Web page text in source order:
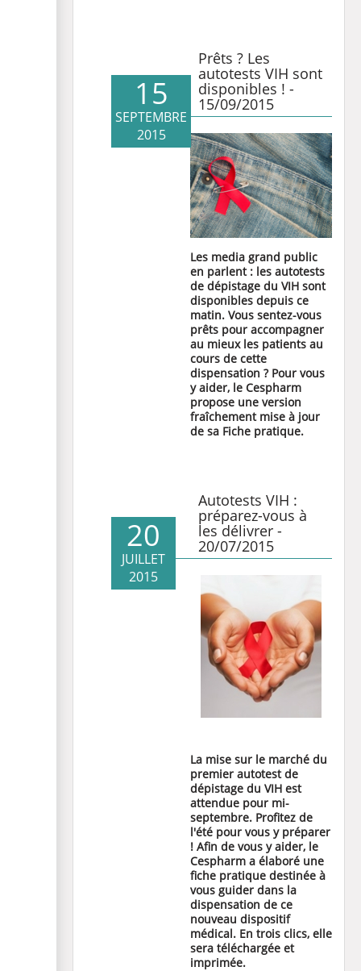
Prêts ? Les
autotests VIH sont
disponibles ! -
15/09/2015
15
SEPTEMBRE
2015
Les media grand public
en parlent : les autotests
de dépistage du VIH sont
disponibles depuis ce
matin. Vous sentez-vous
prêts pour accompagner
au mieux les patients au
cours de cette
dispensation ? Pour vous
y aider, le Cespharm
propose une version
fraîchement mise à jour
de sa Fiche pratique.
Autotests VIH :
préparez-vous à
les délivrer -
20/07/2015
20
JUILLET
2015
La mise sur le marché du
premier autotest de
dépistage du VIH est
attendue pour mi-
septembre. Profitez de
l'été pour vous y préparer
! Afin de vous y aider, le
Cespharm a élaboré une
fiche pratique destinée à
vous guider dans la
dispensation de ce
nouveau dispositif
médical. En trois clics, elle
sera téléchargée et
imprimée.